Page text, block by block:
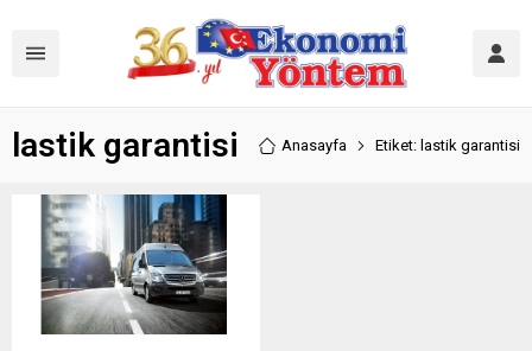
lastik garantisi Anasayfa Etiket: lastik garantisi